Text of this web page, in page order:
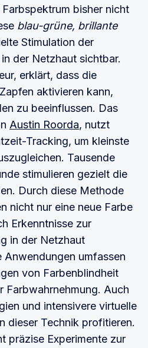
Farbspektrum bisher nicht
blau-grüne, brillante
Stimulation der
der Netzhaut sichtbar.
erklärt, dass die
aktivieren kann,
zu beeinflussen. Das
Austin Roorda, nutzt
Tracking, um kleinste
Tausende
stimulieren gezielt die
Durch diese Methode
nicht nur eine neue Farbe
Erkenntnisse zur
in der Netzhaut
umfassen
von Farbenblindheit
Farbwahrnehmung. Auch
und intensivere virtuelle
dieser Technik profitieren.
präzise Experimente zur